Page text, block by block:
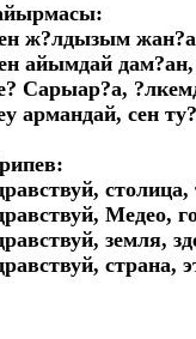
ж?лдызым
айымдай
Сарыар?а,
армандай, сен
Медео,
земля,